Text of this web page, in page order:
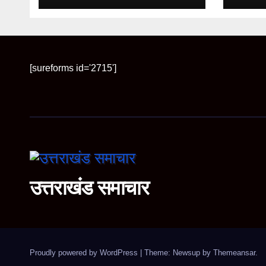
[sureforms id='2715']
उत्तराखंड समाचार
Proudly powered by WordPress Theme: Newsup by Themeansar.